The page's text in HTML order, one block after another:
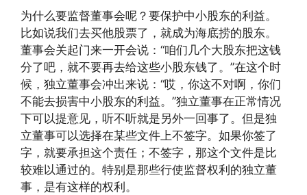
为什么要监督董事会呢？要保护中小股东的利益。
比如说我们去买他股票了，就成为海底捞的股东。
董事会关起门来一开会说：“咱们几个大股东把这钱
分了吧，就不要再去给这些小股东钱了。”在这个时
候，独立董事会冲出来说：“哎，你这不对啊，你们
不能去损害中小股东的利益。”独立董事在正常情况
下可以提意见，听不听就是另外一回事了。但是独
立董事可以选择在某些文件上不签字。如果你签了
字，就要承担这个责任；不签字，那这个文件是比
较难以通过的。特别是那些行使监督权利的独立董
事，是有这样的权利。